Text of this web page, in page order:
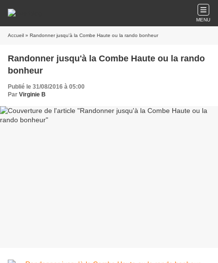
MENU
Accueil » Randonner jusqu'à la Combe Haute ou la rando bonheur
Randonner jusqu'à la Combe Haute ou la rando
bonheur
Publié le 31/08/2016 à 05:00
Par Virginie B